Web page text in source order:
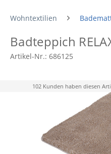
Wohntextilien
Badteppich
Artikel-Nr.: 686125
102 Kunden haben diesen